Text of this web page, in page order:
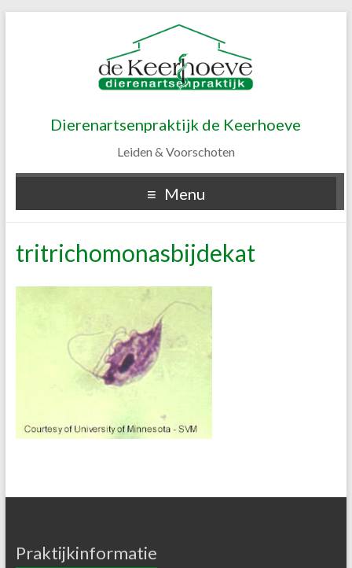
Dierenartsenpraktijk de Keerhoeve
Leiden & Voorschoten
Menu
tritrichomonasbijdekat
Praktijkinformatie